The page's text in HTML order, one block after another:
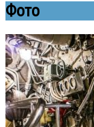
Фото